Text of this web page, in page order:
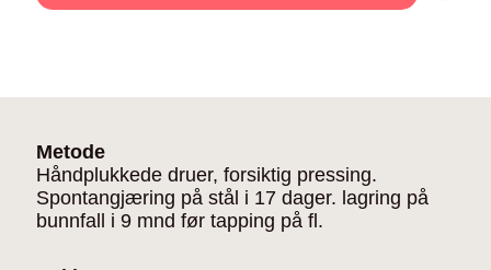
Metode
Håndplukkede druer, forsiktig pressing.
Spontangjæring på stål i 17 dager. lagring på
bunnfall i 9 mnd før tapping på fl.